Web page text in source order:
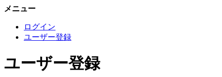
メニュー
ログイン
ユーザー登録
ユーザー登録